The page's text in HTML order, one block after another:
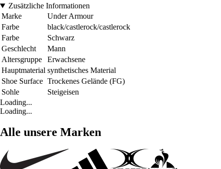
Zusätzliche Informationen
Marke
Under Armour
Farbe
black/castlerock/castlerock
Farbe
Schwarz
Geschlecht
Mann
Altersgruppe
Erwachsene
Hauptmaterial synthetisches Material
Shoe Surface Trockenes Gelände (FG)
Sohle
Steigeisen
Loading...
Loading...
Alle unsere Marken